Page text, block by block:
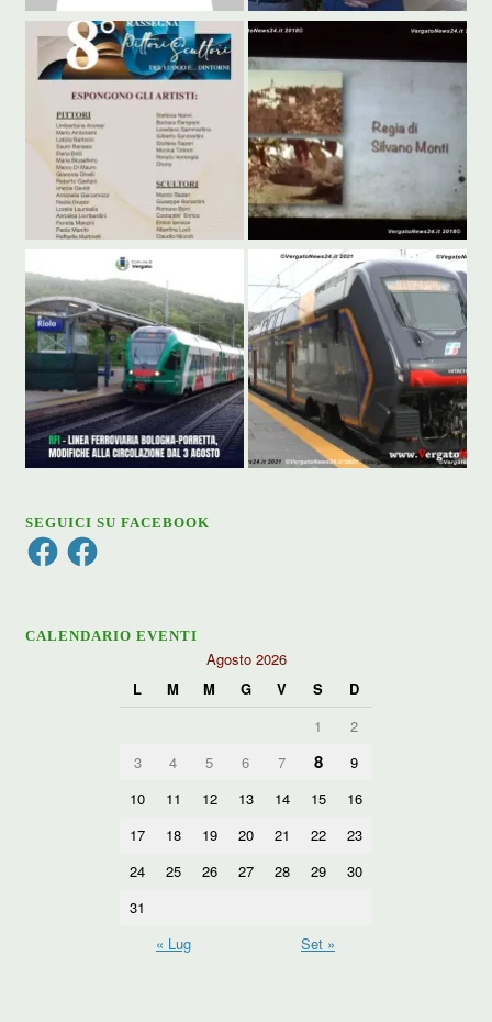
SEGUICI SU FACEBOOK
FacebookFacebook
CALENDARIO EVENTI
Agosto 2026
L
M M G V S
D
1
2
3
4 5 6 7 8
9
10
11 12 13 14 15
16
17
18 19 20 21 22
23
24
25 26 27 28 29
30
31
« Lug
Set »